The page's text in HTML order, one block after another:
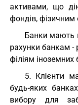
активами, що
фондів, фізичним
Банки мають
рахунки банкам -
філіям іноземних
5. Клієнти
будь-яких
вибору для